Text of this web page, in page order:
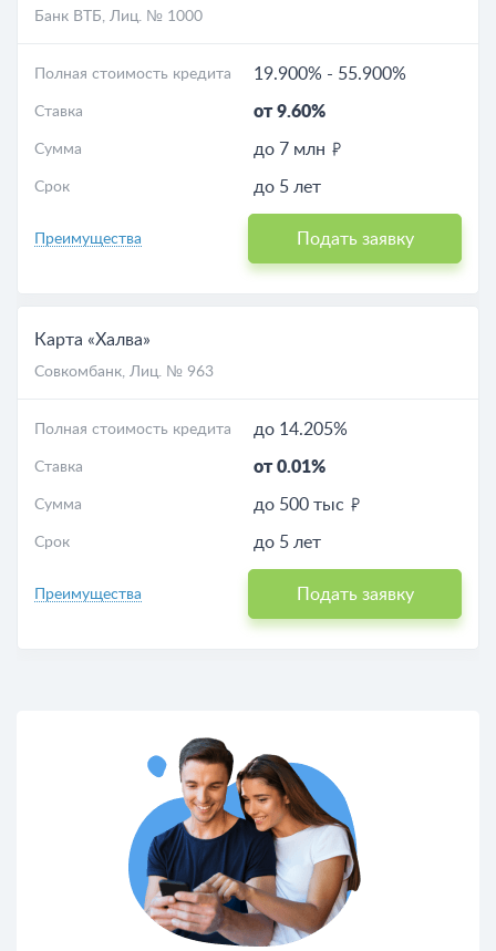
Банк ВТБ, Лиц. № 1000
Полная стоимость кредита 19.900% - 55.900%
Ставка от 9.60%
Сумма до 7 млн
Срок до 5 лет
Преимущества Подать заявку
Карта «Халва»
Совкомбанк, Лиц. № 963
Полная стоимость кредита до 14.205%
Ставка от 0.01%
Сумма до 500 тыс
Срок до 5 лет
Преимущества Подать заявку